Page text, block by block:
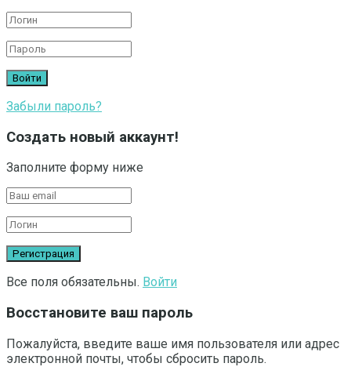
Забыли пароль?
Создать новый аккаунт!
Заполните форму ниже
Все поля обязательны. Войти
Восстановите ваш пароль
Пожалуйста, введите ваше имя пользователя или адрес
электронной почты, чтобы сбросить пароль.